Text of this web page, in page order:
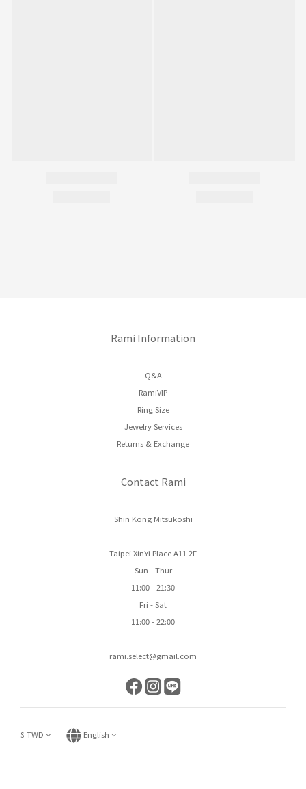
Rami Information
Q&A
RamiVIP
Ring Size
Jewelry Services
Returns & Exchange
Contact Rami
Shin Kong Mitsukoshi
Taipei XinYi Place A11 2F
Sun - Thur
11:00 - 21:30
Fri - Sat
11:00 - 22:00
rami.select@gmail.com
$ TWD English